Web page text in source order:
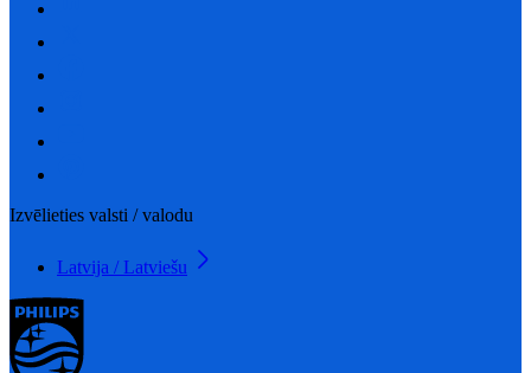
Izvēlieties valsti / valodu
Latvija / Latviešu